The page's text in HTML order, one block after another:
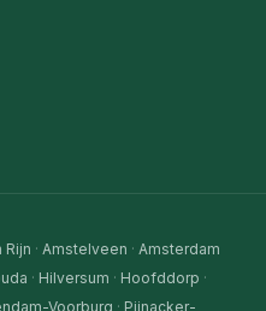
Rijn ·Amstelveen ·Amsterdam
· Hilversum · Hoofddorp ·
Voorburg · Pijnacker-